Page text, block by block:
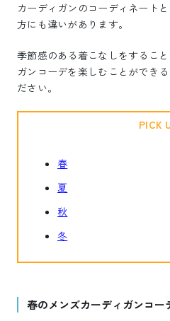
カーディガンのコーディネート
方にも違いがあります。
季節感のある着こなしをするこ
ガンコーデを楽しむことができ
ださい。
PICK
春
夏
秋
冬
春のメンズカーディガンコー